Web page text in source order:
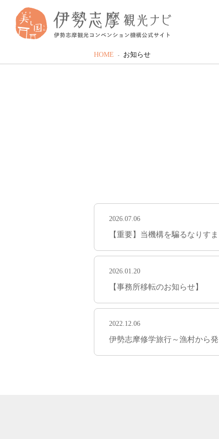
HOME お知らせ
2026.07.06
【重要】当機構を騙るなりす
2026.01.20
【事務所移転のお知らせ】
2022.12.06
伊勢志摩修学旅行～漁村から